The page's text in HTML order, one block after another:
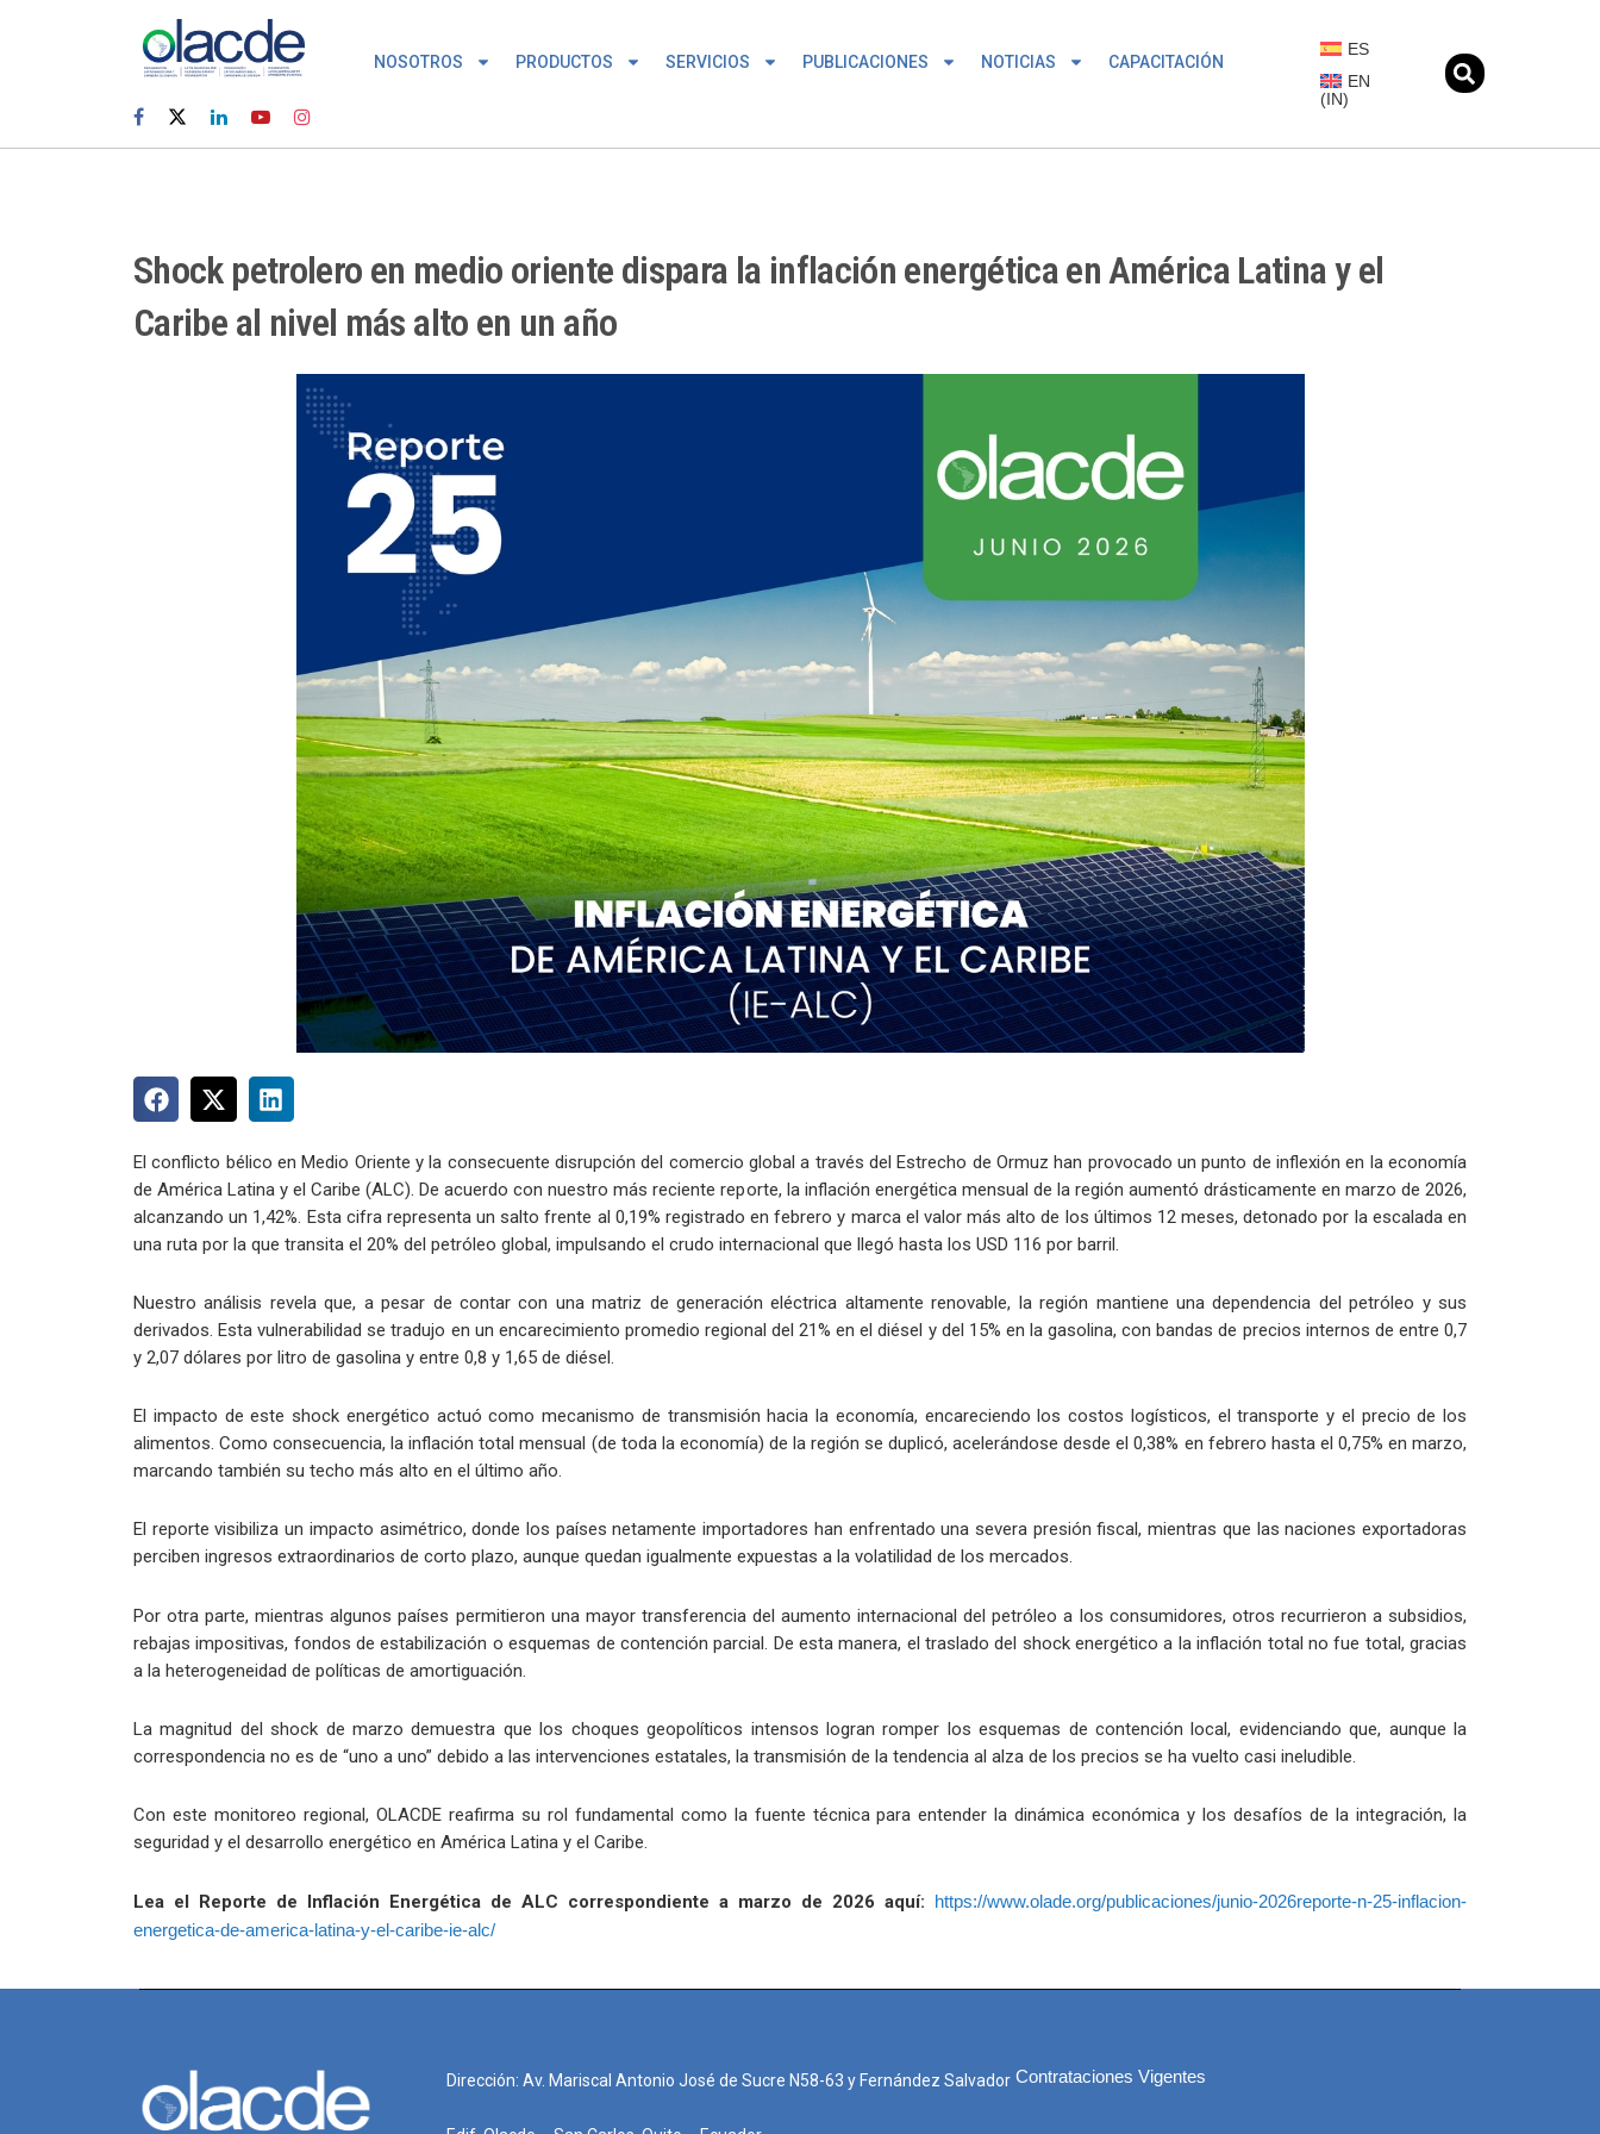
NOSOTROS PRODUCTOS SERVICIOS PUBLICACIONES NOTICIAS CAPACITACIÓN
ES
EN
(IN)
Shock petrolero en medio oriente dispara la inflación energética en América Latina y el
Caribe al nivel más alto en un año
El conflicto bélico en Medio Oriente y la consecuente disrupción del comercio global a través del Estrecho de Ormuz han provocado un punto de inflexión en la economía
de América Latina y el Caribe (ALC). De acuerdo con nuestro más reciente reporte, la inflación energética mensual de la región aumentó drásticamente en marzo de 2026,
alcanzando un 1,42%. Esta cifra representa un salto frente al 0,19% registrado en febrero y marca el valor más alto de los últimos 12 meses, detonado por la escalada en
una ruta por la que transita el 20% del petróleo global, impulsando el crudo internacional que llegó hasta los USD 116 por barril.
Nuestro análisis revela que, a pesar de contar con una matriz de generación eléctrica altamente renovable, la región mantiene una dependencia del petróleo y sus
derivados. Esta vulnerabilidad se tradujo en un encarecimiento promedio regional del 21% en el diésel y del 15% en la gasolina, con bandas de precios internos de entre 0,7
y 2,07 dólares por litro de gasolina y entre 0,8 y 1,65 de diésel.
El impacto de este shock energético actuó como mecanismo de transmisión hacia la economía, encareciendo los costos logísticos, el transporte y el precio de los
alimentos. Como consecuencia, la inflación total mensual (de toda la economía) de la región se duplicó, acelerándose desde el 0,38% en febrero hasta el 0,75% en marzo,
marcando también su techo más alto en el último año.
El reporte visibiliza un impacto asimétrico, donde los países netamente importadores han enfrentado una severa presión fiscal, mientras que las naciones exportadoras
perciben ingresos extraordinarios de corto plazo, aunque quedan igualmente expuestas a la volatilidad de los mercados.
Por otra parte, mientras algunos países permitieron una mayor transferencia del aumento internacional del petróleo a los consumidores, otros recurrieron a subsidios,
rebajas impositivas, fondos de estabilización o esquemas de contención parcial. De esta manera, el traslado del shock energético a la inflación total no fue total, gracias
a la heterogeneidad de políticas de amortiguación.
La magnitud del shock de marzo demuestra que los choques geopolíticos intensos logran romper los esquemas de contención local, evidenciando que, aunque la
correspondencia no es de “uno a uno” debido a las intervenciones estatales, la transmisión de la tendencia al alza de los precios se ha vuelto casi ineludible.
Con este monitoreo regional, OLACDE reafirma su rol fundamental como la fuente técnica para entender la dinámica económica y los desafíos de la integración, la
seguridad y el desarrollo energético en América Latina y el Caribe.
Lea el Reporte de Inflación Energética de ALC correspondiente a marzo de 2026 aquí: https://www.olade.org/publicaciones/junio-2026reporte-n-25-inflacion-
energetica-de-america-latina-y-el-caribe-ie-alc/
Dirección: Av. Mariscal Antonio José de Sucre N58-63 y Fernández Salvador Contrataciones Vigentes